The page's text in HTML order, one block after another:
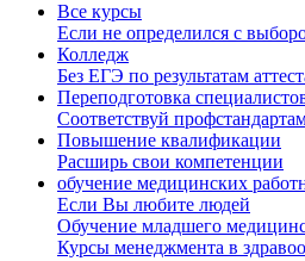
Все курсы
Если не определился с
Колледж
Без ЕГЭ по результатам
Переподготовка
Соответствуй
Повышение квалификации
Расширь свои компетенции
обучение медицинских
Если Вы любите людей
Обучение младшего
Курсы менеджмента в